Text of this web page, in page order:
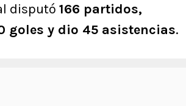
disputó 166 partidos,
goles y dio 45 asistencias.